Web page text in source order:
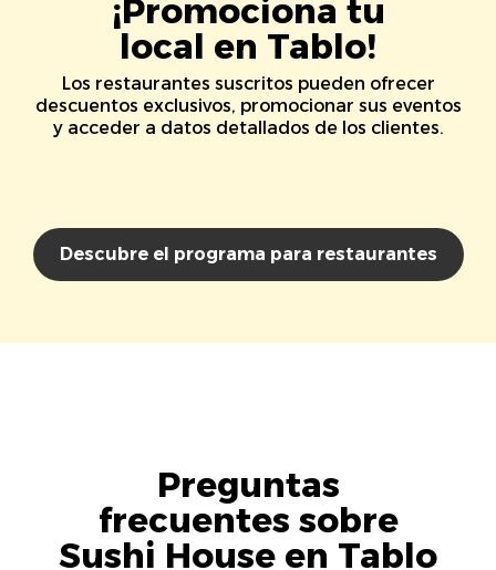
¡Promociona tu
local en Tablo!
Los restaurantes suscritos pueden ofrecer
descuentos exclusivos, promocionar sus eventos
y acceder a datos detallados de los clientes.
Descubre el programa para restaurantes
Preguntas
frecuentes sobre
Sushi House en Tablo